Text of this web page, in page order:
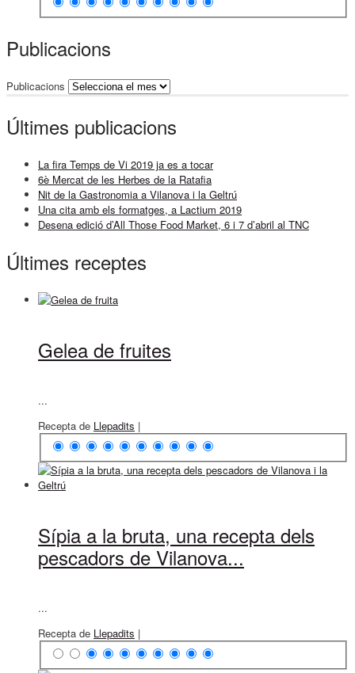
Publicacions
Publicacions
Últimes publicacions
La fira Temps de Vi 2019 ja es a tocar
6è Mercat de les Herbes de la Ratafia
Nit de la Gastronomia a Vilanova i la Geltrú
Una cita amb els formatges, a Lactium 2019
Desena edició d’All Those Food Market, 6 i 7 d’abril al TNC
Últimes receptes
Gelea de fruites
...
Recepta de Llepadits |
Sípia a la bruta, una recepta dels
pescadors de Vilanova...
...
Recepta de Llepadits |